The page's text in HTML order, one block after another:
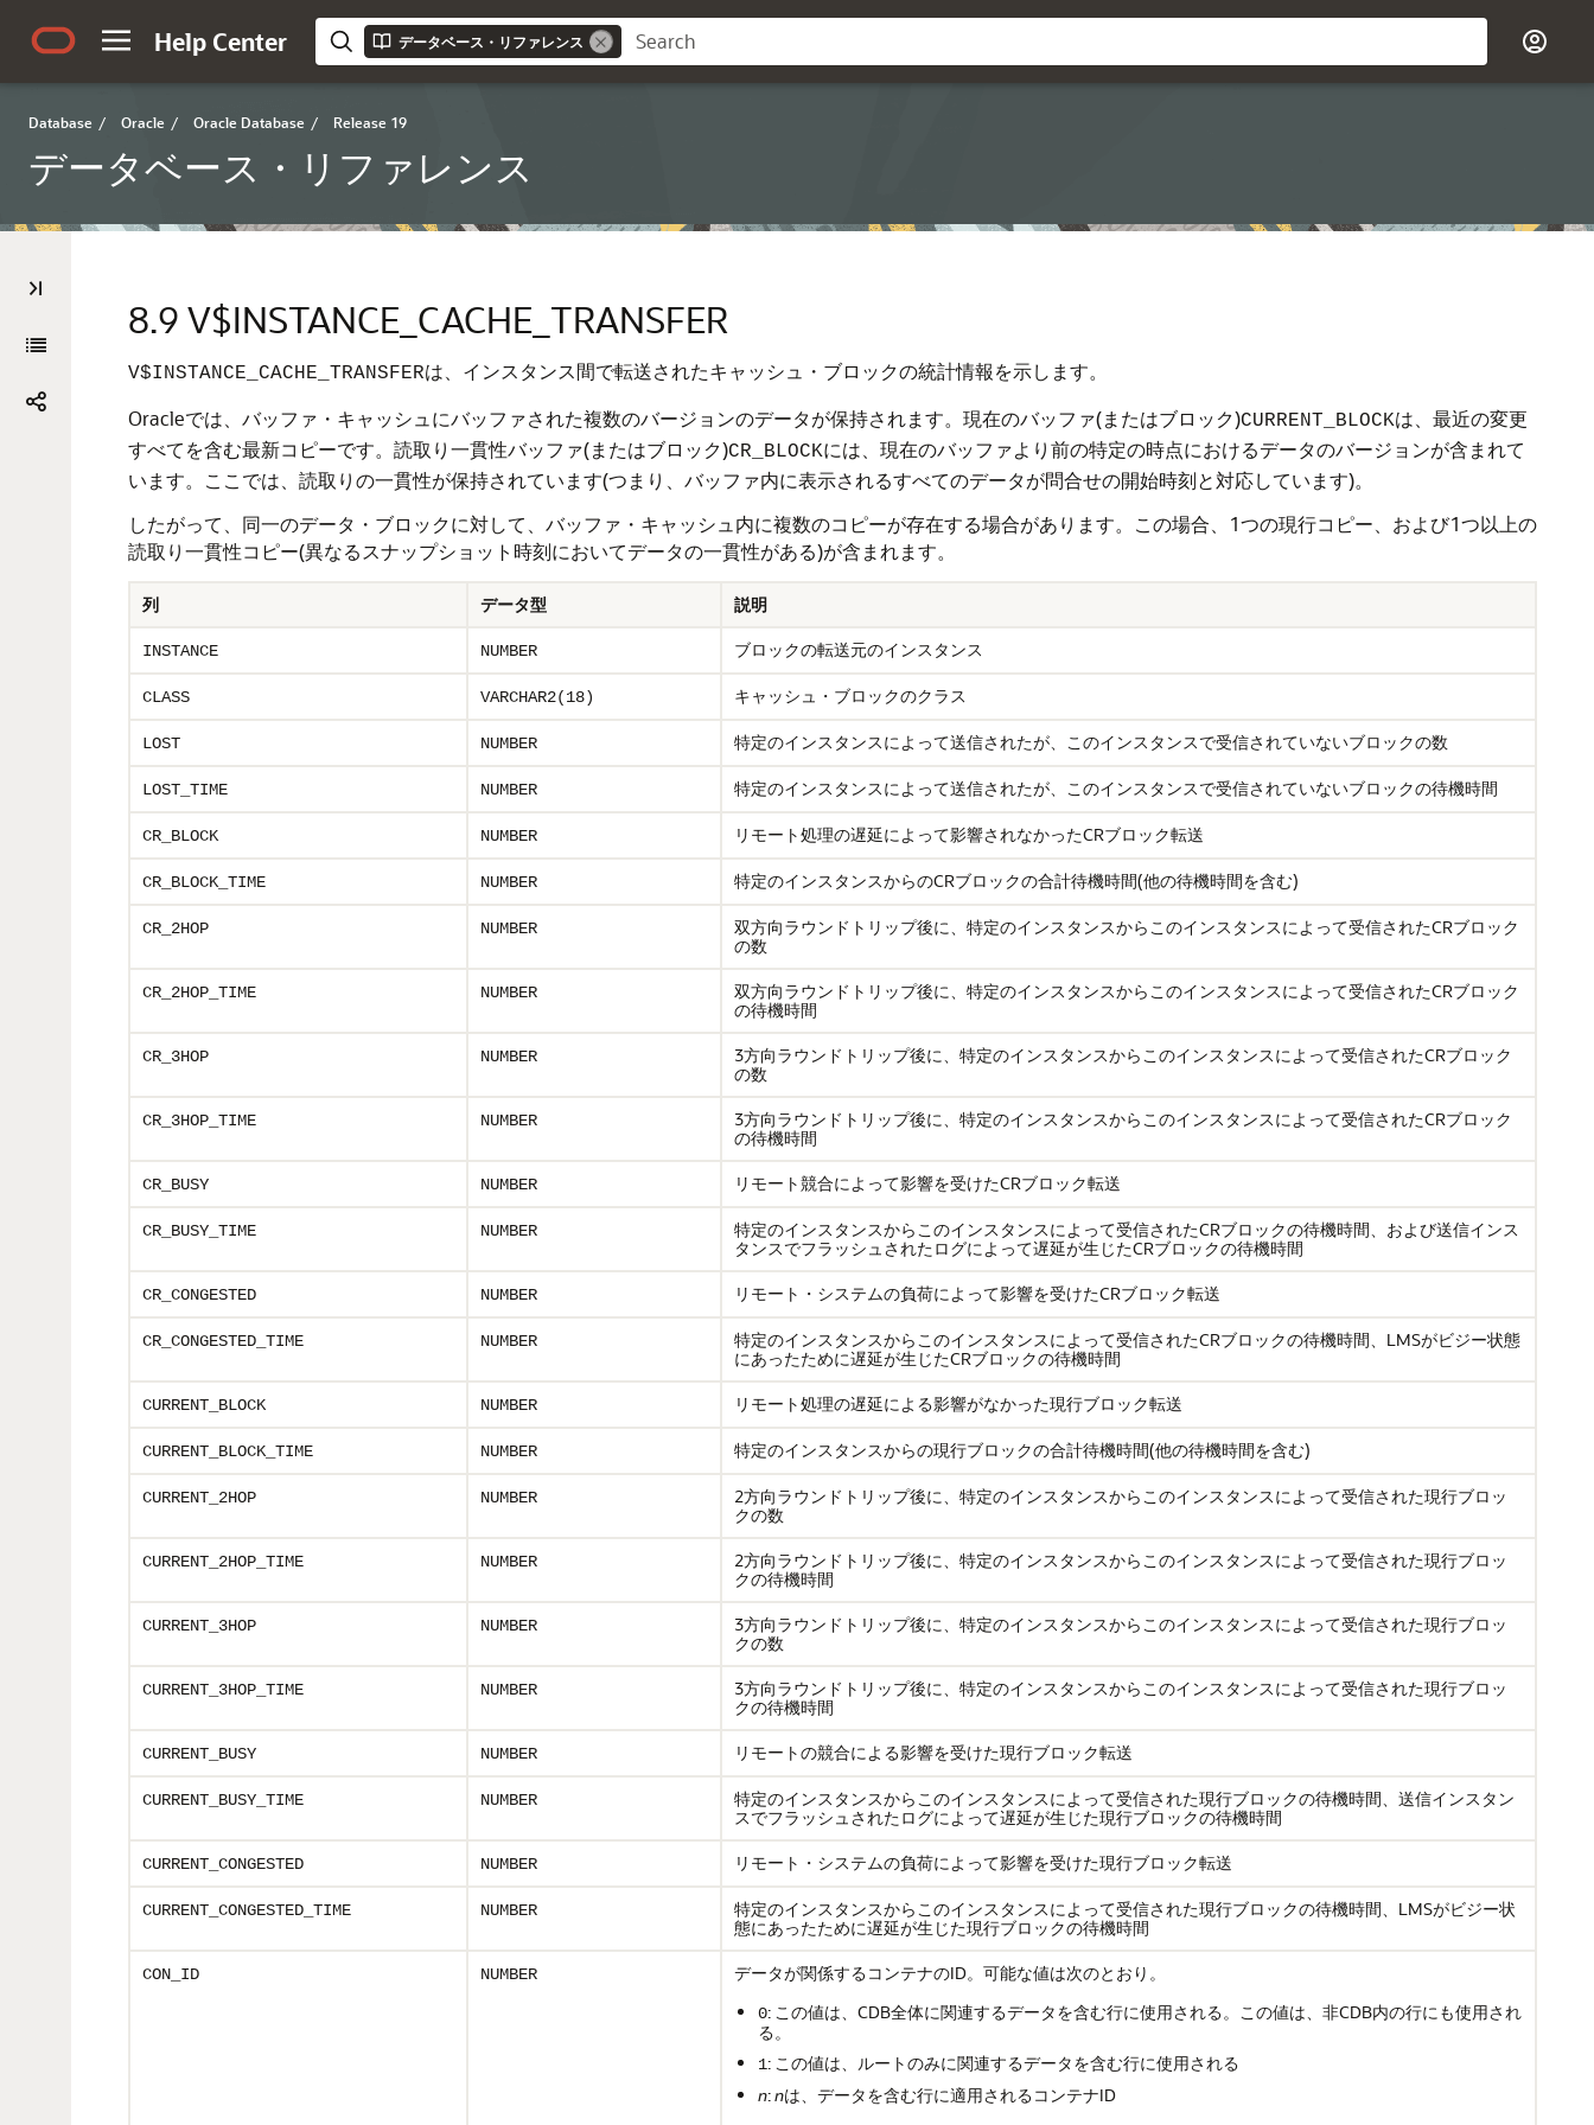
Help Center データベース・リファレンス
Database / Oracle / Oracle Database / Release 19
データベース・リファレンス
8.9 V$INSTANCE_CACHE_TRANSFER
V$INSTANCE_CACHE_TRANSFERは、インスタンス間で転送されたキャッシュ・ブロックの統計情報を示します。
Oracleでは、バッファ・キャッシュにバッファされた複数のバージョンのデータが保持されます。現在のバッファ(またはブロック)CURRENT_BLOCKは、最近の変更
すべてを含む最新コピーです。読取り一貫性バッファ(またはブロック)CR_BLOCKには、現在のバッファより前の特定の時点におけるデータのバージョンが含まれて
います。ここでは、読取りの一貫性が保持されています(つまり、バッファ内に表示されるすべてのデータが問合せの開始時刻と対応しています)。
したがって、同一のデータ・ブロックに対して、バッファ・キャッシュ内に複数のコピーが存在する場合があります。この場合、1つの現行コピー、および1つ以上の
読取り一貫性コピー(異なるスナップショット時刻においてデータの一貫性がある)が含まれます。
列 データ型 説明
INSTANCE NUMBER ブロックの転送元のインスタンス
CLASS VARCHAR2(18) キャッシュ・ブロックのクラス
LOST NUMBER 特定のインスタンスによって送信されたが、このインスタンスで受信されていないブロックの数
LOST_TIME NUMBER 特定のインスタンスによって送信されたが、このインスタンスで受信されていないブロックの待機時間
CR_BLOCK NUMBER リモート処理の遅延によって影響されなかったCRブロック転送
CR_BLOCK_TIME NUMBER 特定のインスタンスからのCRブロックの合計待機時間(他の待機時間を含む)
CR_2HOP NUMBER
双方向ラウンドトリップ後に、特定のインスタンスからこのインスタンスによって受信されたCRブロック
の数
CR_2HOP_TIME NUMBER
双方向ラウンドトリップ後に、特定のインスタンスからこのインスタンスによって受信されたCRブロック
の待機時間
CR_3HOP NUMBER
3方向ラウンドトリップ後に、特定のインスタンスからこのインスタンスによって受信されたCRブロック
の数
CR_3HOP_TIME NUMBER
3方向ラウンドトリップ後に、特定のインスタンスからこのインスタンスによって受信されたCRブロック
の待機時間
CR_BUSY NUMBER リモート競合によって影響を受けたCRブロック転送
CR_BUSY_TIME NUMBER
特定のインスタンスからこのインスタンスによって受信されたCRブロックの待機時間、および送信インス
タンスでフラッシュされたログによって遅延が生じたCRブロックの待機時間
CR_CONGESTED NUMBER リモート・システムの負荷によって影響を受けたCRブロック転送
CR_CONGESTED_TIME NUMBER
特定のインスタンスからこのインスタンスによって受信されたCRブロックの待機時間、LMSがビジー状態
にあったために遅延が生じたCRブロックの待機時間
CURRENT_BLOCK NUMBER リモート処理の遅延による影響がなかった現行ブロック転送
CURRENT_BLOCK_TIME NUMBER 特定のインスタンスからの現行ブロックの合計待機時間(他の待機時間を含む)
CURRENT_2HOP NUMBER
2方向ラウンドトリップ後に、特定のインスタンスからこのインスタンスによって受信された現行ブロッ
クの数
CURRENT_2HOP_TIME NUMBER
2方向ラウンドトリップ後に、特定のインスタンスからこのインスタンスによって受信された現行ブロッ
クの待機時間
CURRENT_3HOP NUMBER
3方向ラウンドトリップ後に、特定のインスタンスからこのインスタンスによって受信された現行ブロッ
クの数
CURRENT_3HOP_TIME NUMBER
3方向ラウンドトリップ後に、特定のインスタンスからこのインスタンスによって受信された現行ブロッ
クの待機時間
CURRENT_BUSY NUMBER リモートの競合による影響を受けた現行ブロック転送
CURRENT_BUSY_TIME NUMBER
特定のインスタンスからこのインスタンスによって受信された現行ブロックの待機時間、送信インスタン
スでフラッシュされたログによって遅延が生じた現行ブロックの待機時間
CURRENT_CONGESTED NUMBER リモート・システムの負荷によって影響を受けた現行ブロック転送
CURRENT_CONGESTED_TIME NUMBER
特定のインスタンスからこのインスタンスによって受信された現行ブロックの待機時間、LMSがビジー状
態にあったために遅延が生じた現行ブロックの待機時間
CON_ID NUMBER データが関係するコンテナのID。可能な値は次のとおり。
0: この値は、CDB全体に関連するデータを含む行に使用される。この値は、非CDB内の行にも使用され
る。
1: この値は、ルートのみに関連するデータを含む行に使用される
n:nは、データを含む行に適用されるコンテナID